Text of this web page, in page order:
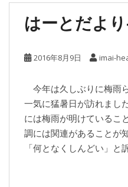
はーとだよ
2016年8月9日 imai-
今年は久しぶりに梅雨
一気に猛暑日が訪れまし
には梅雨が明けているこ
調には関連があることが
「何となくしんどい」